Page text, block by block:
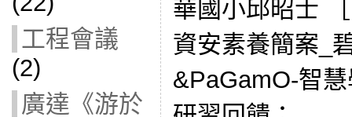
工程會議
(2)
廣達《游於
華國小邱昭士
資安素養簡案_
&PaGamO-智